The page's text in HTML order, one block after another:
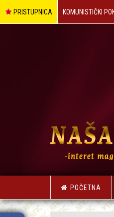
PRISTUPNICA KOMUNISTIČKI
POČETNA